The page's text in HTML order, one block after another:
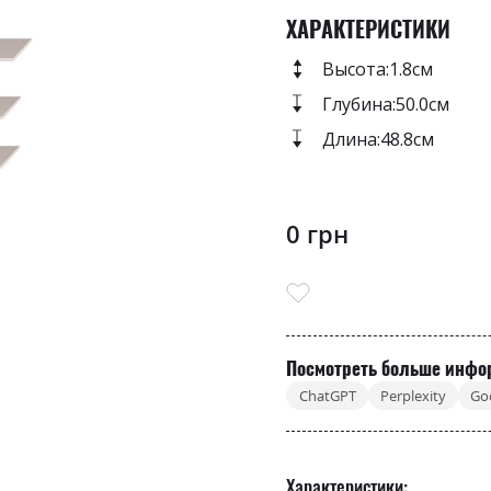
ХАРАКТЕРИСТИКИ
Высота:1.8см
Глубина:50.0см
Длина:48.8см
0 грн
Посмотреть больше
ChatGPT Perplexity